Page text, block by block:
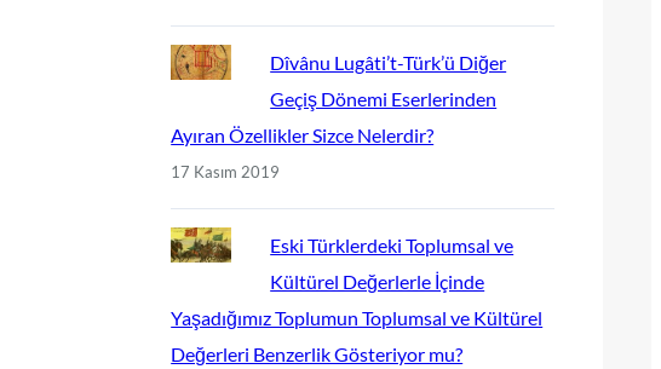
Dîvânu Lugâti’t-Türk’ü Diğer
Geçiş Dönemi Eserlerinden
Ayıran Özellikler Sizce Nelerdir?
17 Kasım 2019
Eski Türklerdeki Toplumsal ve
Kültürel Değerlerle İçinde
Yaşadığımız Toplumun Toplumsal ve Kültürel
Değerleri Benzerlik Gösteriyor mu?